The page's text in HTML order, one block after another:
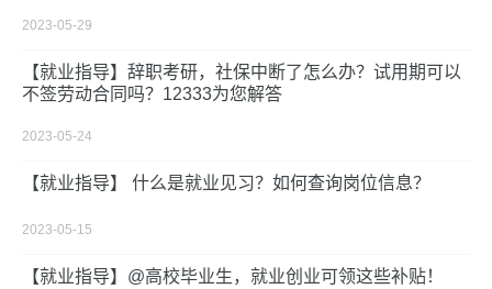
2023-05-29
【就业指导】辞职考研，社保中断了怎么办？试用期可以
不签劳动合同吗？12333为您解答
2023-05-24
【就业指导】 什么是就业见习？如何查询岗位信息？
2023-05-15
【就业指导】@高校毕业生，就业创业可领这些补贴！